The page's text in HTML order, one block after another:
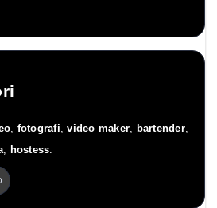
, fotografi,video maker, bartender,
, hostess.